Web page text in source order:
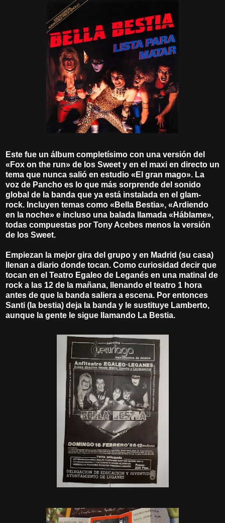
Este fue un álbum completísimo con una versión del
«Fox on the run» de los Sweet y en el maxi en directo un
tema que nunca salió en estudio «El gran mago». La
voz de Pancho es lo que más sorprende del sonido
global de la banda que ya está instalada en el glam-
rock. Incluyen temas como «Bella Bestia», «Ardiendo
en la noche» e incluso una balada llamada «Háblame»,
todas compuestas por Tony Acebes menos la versión
de los Sweet.
Empiezan la mejor gira del grupo y en Madrid (su casa)
llenan a diario donde tocan. Como curiosidad decir que
tocan en el Teatro Egaleo de Leganés en una matinal de
rock a las 12 de la mañana, llenando el teatro 1 hora
antes de que la banda saliera a escena. Por entonces
Santi (la bestia) deja la banda y le sustituye Lamberto,
aunque la gente le sigue llamando La Bestia.